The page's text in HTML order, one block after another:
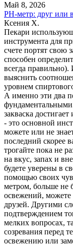
Май 8, 2026
PH-метр: друг или
Ксения Х.
Пекари
инструмента для
счете портят свою
способен
всегда
выяснить
уровнем
А именно эти два
закваска
- это основной
можете или не
последний скорее
трогайте пока не
на вкус, запах и
будете уверены в
помощью своих
метром, больше не
освежений, можете
друзей. Другими
подтверждением
мелких вопросах,
созревания перед
освежению или